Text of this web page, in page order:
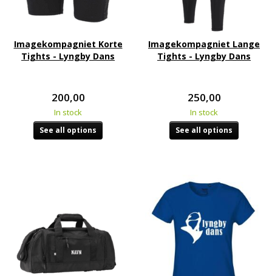
Imagekompagniet Korte
Tights - Lyngby Dans
200,00
In stock
See all options
Imagekompagniet Lange
Tights - Lyngby Dans
250,00
In stock
See all options